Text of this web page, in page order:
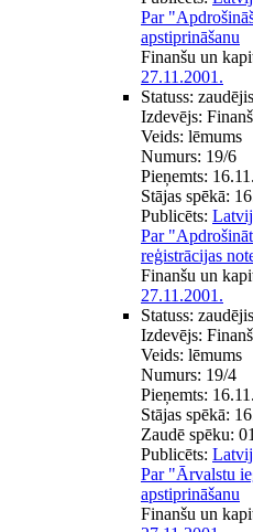
Par
apstiprināšanu
Finanšu un
27.11.2001.
Statuss:
Izdevējs:
Veids: lēmums
Numurs: 19/6
Pieņemts:
Stājas spēkā:
Publicēts:
Par
reģistrācijas
Finanšu un
27.11.2001.
Statuss:
Izdevējs:
Veids: lēmums
Numurs: 19/4
Pieņemts:
Stājas spēkā:
Zaudē spēku:
Publicēts:
Par "Ārvalstu
apstiprināšanu
Finanšu un